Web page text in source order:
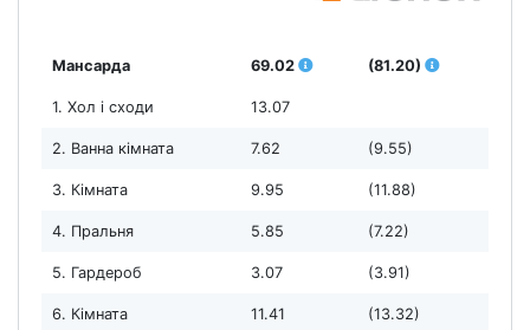
Мансарда 69.02 (81.20)
1. Хол і сходи 13.07
2. Ванна кімната 7.62 (9.55)
3. Кімната 9.95 (11.88)
4. Пральня 5.85 (7.22)
5. Гардероб 3.07 (3.91)
6. Кімната 11.41 (13.32)